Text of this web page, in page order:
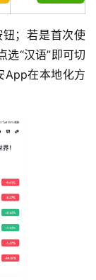
；若是首次使
选“汉语”即可切
App在本地化方